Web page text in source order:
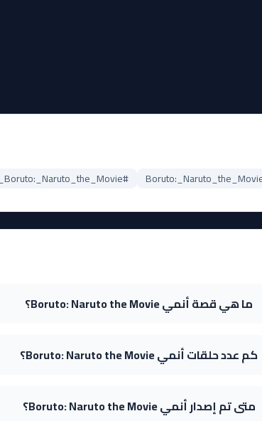
#Boruto:_Naruto_the_Movie_مترجم
ما هي قصة أنمي Boruto: Naruto the Movie؟
كم عدد حلقات أنمي Boruto: Naruto the Movie؟
متى تم إصدار أنمي Boruto: Naruto the Movie؟